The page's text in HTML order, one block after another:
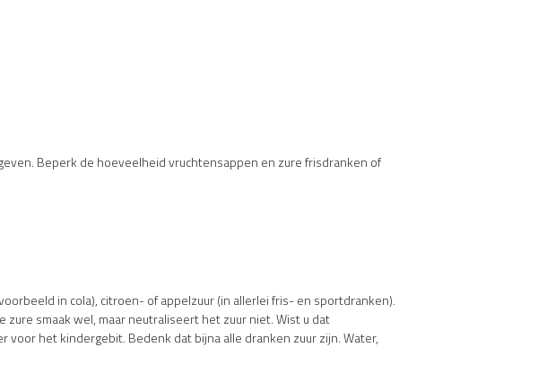
Beperk de hoeveelheid vruchtensappen en zure frisdranken of
in cola), citroen- of appelzuur (in allerlei fris- en sportdranken).
smaak wel, maar neutraliseert het zuur niet. Wist u dat
het kindergebit. Bedenk dat bijna alle dranken zuur zijn. Water,